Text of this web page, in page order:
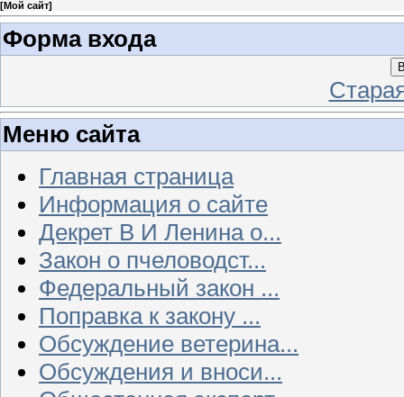
[Мой сайт]
Форма входа
Меню сайта
Главная страница
Информация о сайте
Декрет В И Ленина о...
Закон о пчеловодст...
Федеральный закон ...
Поправка к закону ...
Обсуждение ветерина...
Обсуждения и вноси...